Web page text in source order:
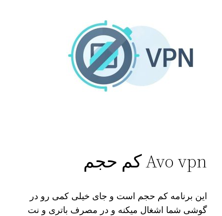
Avo vpn کم حجم
این برنامه کم حجم است و جای خیلی کمی رو در
گوشی شما اشغال میکنه و در مصرف باتری و نت